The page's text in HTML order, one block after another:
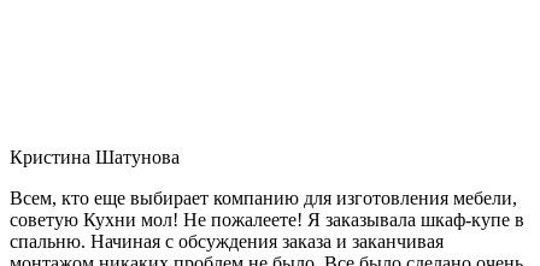
Кристина Шатунова
Всем, кто еще выбирает компанию для изготовления мебели,
советую Кухни мол! Не пожалеете! Я заказывала шкаф-купе в
спальню. Начиная с обсуждения заказа и заканчивая